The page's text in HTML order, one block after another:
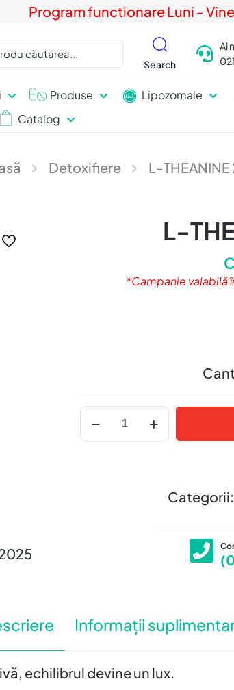
Program functionare Luni -
Search
Ai
Produse Lipozomale
Catalog
Detoxifiere L-
L-
*Campanie valabilă
Cantitate
L-
THEANINE
Categorii:
Informații
echilibrul devine un lux.